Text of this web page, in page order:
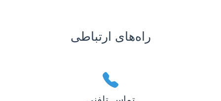
راه‌های ارتباطی